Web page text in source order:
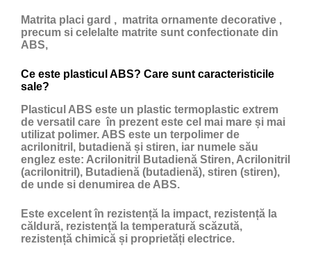
Matrita placi gard , matrita ornamente decorative ,
precum si celelalte matrite sunt confectionate din
ABS,
Ce este plasticul ABS? Care sunt caracteristicile
sale?
Plasticul ABS este un plastic termoplastic extrem
de versatil care în prezent este cel mai mare și mai
utilizat polimer. ABS este un terpolimer de
acrilonitril, butadienă și stiren, iar numele său
englez este: Acrilonitril Butadienă Stiren, Acrilonitril
(acrilonitril), Butadienă (butadienă), stiren (stiren),
de unde si denumirea de ABS.
Este excelent în rezistență la impact, rezistență la
căldură, rezistență la temperatură scăzută,
rezistență chimică și proprietăți electrice.